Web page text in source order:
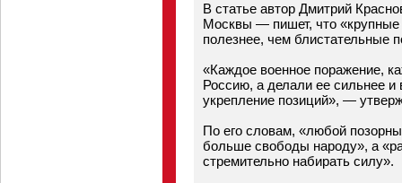
В статье автор Дмитрий
Москвы — пишет, что «крупные
полезнее, чем блистательные
«Каждое военное поражение,
Россию, а делали ее сильнее
укрепление позиций», —
По его словам, «любой
больше свободы народу», а
стремительно набирать силу».